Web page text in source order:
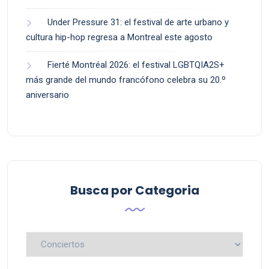
Under Pressure 31: el festival de arte urbano y
cultura hip-hop regresa a Montreal este agosto
Fierté Montréal 2026: el festival LGBTQIA2S+
más grande del mundo francófono celebra su 20.º
aniversario
Busca por Categoria
Busca